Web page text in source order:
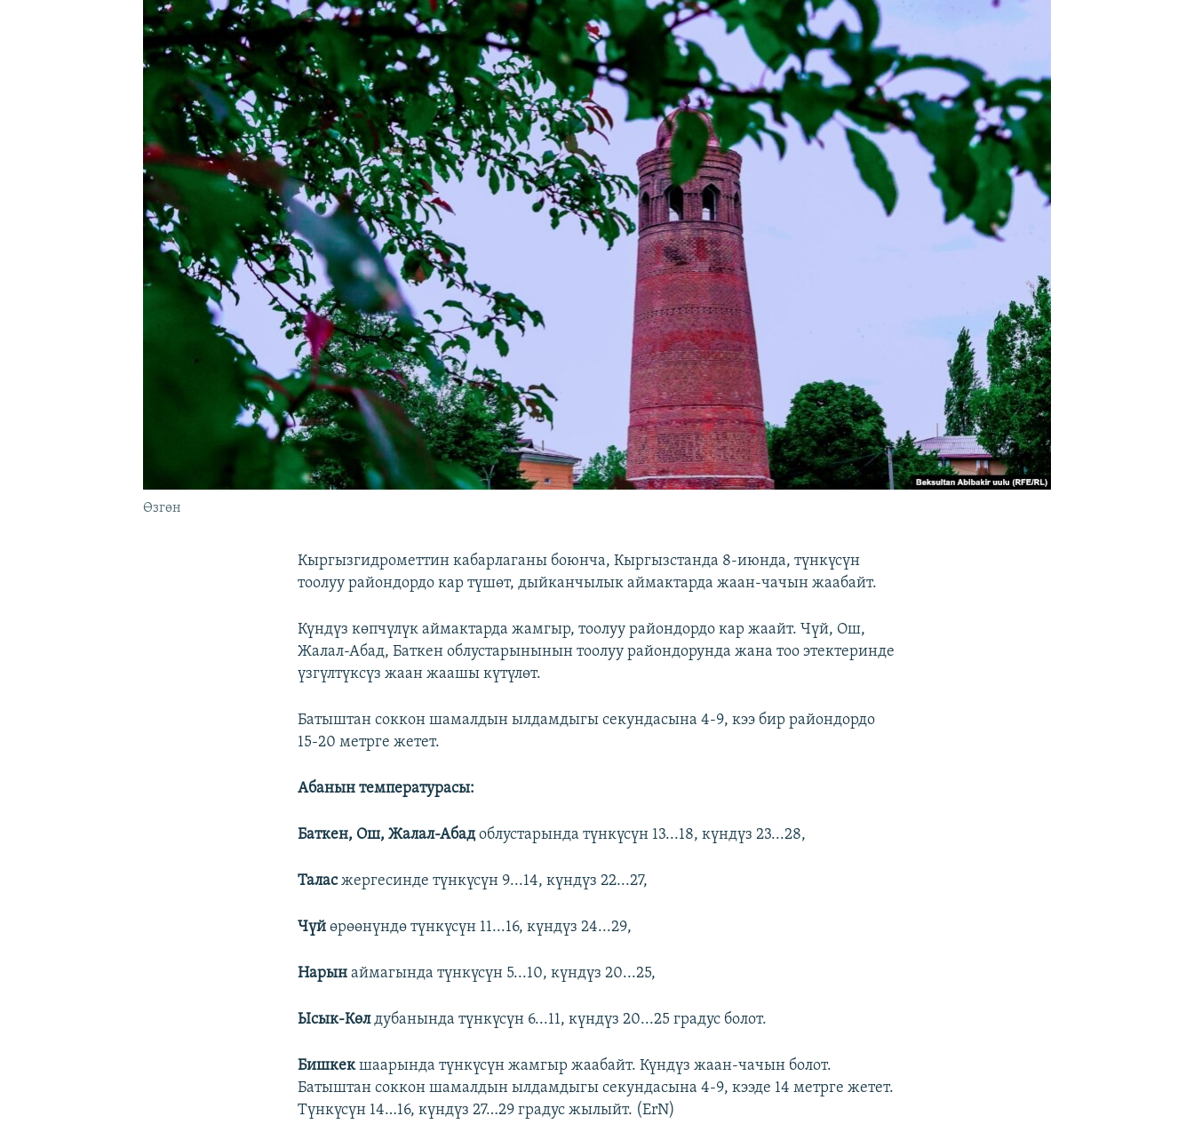
ЫҢГАЙСЫЗ СУРООЛОР
Өзгөн
Кыргызгидрометтин кабарлаганы боюнча, Кыргызстанда 8-июнда, түнкүсүн
тоолуу райондордо кар түшөт, дыйканчылык аймактарда жаан-чачын жаабайт.
Күндүз көпчүлүк аймактарда жамгыр, тоолуу райондордо кар жаайт. Чүй, Ош,
Жалал-Абад, Баткен облустарынынын тоолуу райондорунда жана тоо этектеринде
үзгүлтүксүз жаан жаашы күтүлөт.
Батыштан соккон шамалдын ылдамдыгы секундасына 4-9, кээ бир райондордо
15-20 метрге жетет.
Абанын температурасы:
Баткен, Ош, Жалал-Абадоблустарында түнкүсүн 13...18, күндүз 23...28,
Таласжергесинде түнкүсүн 9...14, күндүз 22...27,
Чүйөрөөнүндө түнкүсүн 11...16, күндүз 24...29,
Нарын аймагында түнкүсүн 5...10, күндүз 20...25,
Ысык-Көлдубанында түнкүсүн 6...11, күндүз 20...25 градус болот.
Бишкекшаарында түнкүсүн жамгыр жаабайт. Күндүз жаан-чачын болот.
Батыштан соккон шамалдын ылдамдыгы секундасына 4-9, кээде 14 метрге жетет.
Түнкүсүн 14…16, күндүз 27…29 градус жылыйт. (ErN)